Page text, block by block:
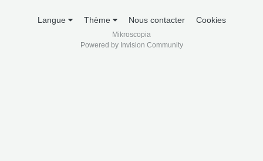
Langue Thème Nous contacter Cookies
Mikroscopia
Powered by Invision Community